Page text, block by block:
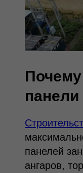
панели
панелей
ангаров,